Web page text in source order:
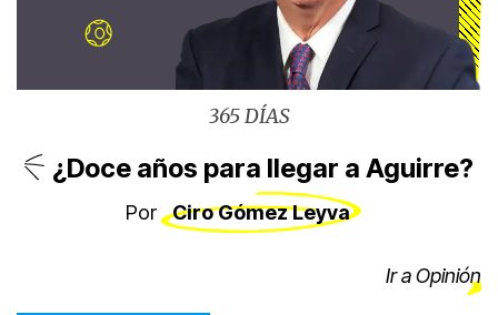
365 DÍAS
¿Doce años para llegar a Aguirre?
Por Ciro Gómez Leyva
Ir a Opinión